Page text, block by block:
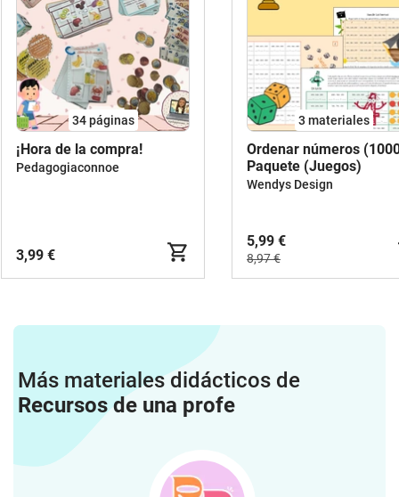
34páginas
¡Hora de la compra!
Pedagogiaconnoe
3,99 €
3 materiales
Ordenar números
Paquete (Juegos)
Wendys Design
5,99 €
8,97 €
Más materiales didácticos de
Recursos de una profe